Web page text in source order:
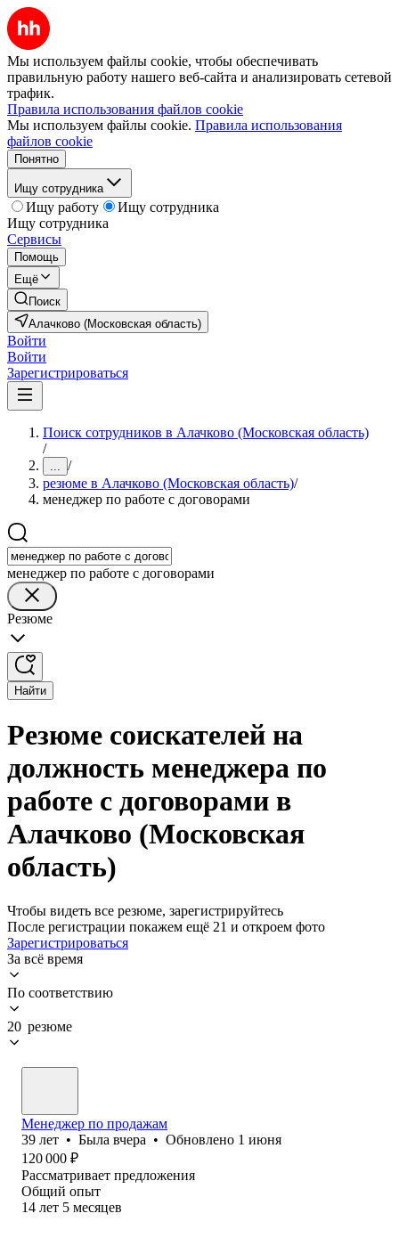
Мы используем файлы cookie, чтобы обеспечивать
правильную работу нашего веб-сайта и анализировать сетевой
трафик.
Правила использования файлов cookie
Мы используем файлы cookie. Правила использования
файлов cookie
Понятно
Ищу сотрудника
Ищу работу
Ищу сотрудника
Ищу сотрудника
Сервисы
Помощь
Ещё
Поиск
Алачково (Московская область)
Войти
Войти
Зарегистрироваться
Поиск сотрудников в Алачково (Московская область)
/
... /
резюме в Алачково (Московская область)/
менеджер по работе с договорами
менеджер по работе с договорами
Резюме
Найти
Резюме соискателей на
должность менеджера по
работе с договорами в
Алачково (Московская
область)
Чтобы видеть все резюме, зарегистрируйтесь
После регистрации покажем ещё 21 и откроем фото
Зарегистрироваться
За всё время
По соответствию
20 резюме
Менеджер по продажам
39 лет • Была вчера • Обновлено 1 июня
120 000 ₽
Рассматривает предложения
Общий опыт
14 лет 5 месяцев